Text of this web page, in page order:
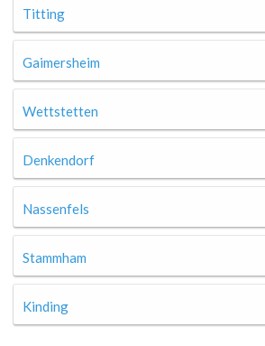
Titting
Gaimersheim
Wettstetten
Denkendorf
Nassenfels
Stammham
Kinding